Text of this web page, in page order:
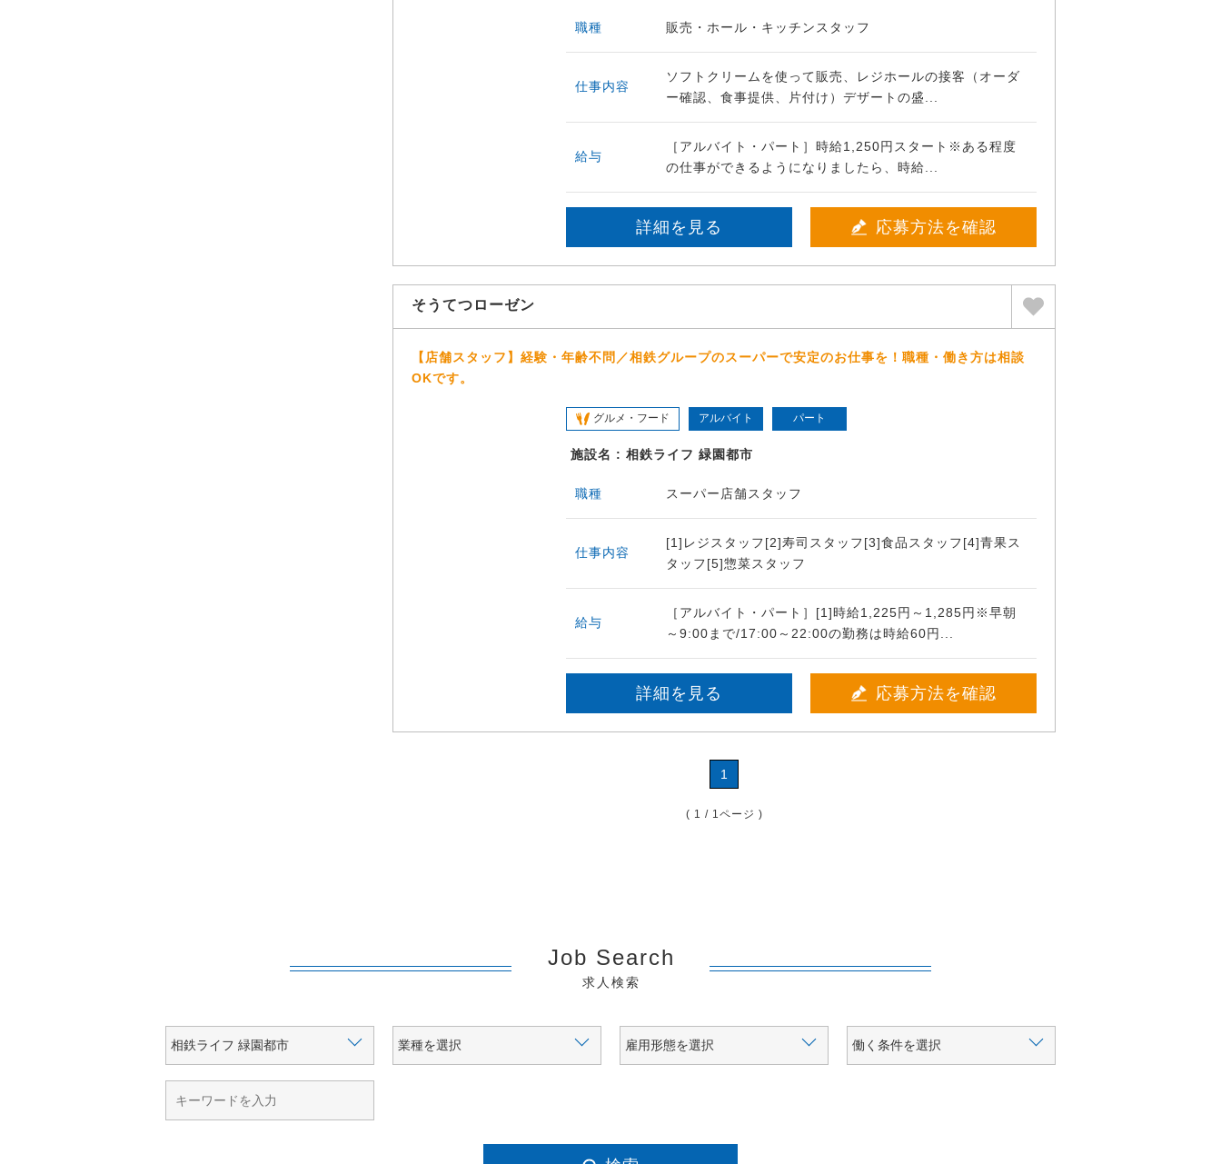
職種 販売・ホール・キッチンスタッフ
仕事内容
ソフトクリームを使って販売、レジホールの接客（オーダ
ー確認、食事提供、片付け）デザートの盛...
給与
［アルバイト・パート］時給1,250円スタート※ある程度
の仕事ができるようになりましたら、時給...
詳細を見る 応募方法を確認
そうてつローゼン
【店舗スタッフ】経験・年齢不問／相鉄グループのスーパーで安定のお仕事を！職種・働き方は相談
OKです。
グルメ・フード アルバイト パート
施設名 : 相鉄ライフ 緑園都市
職種 スーパー店舗スタッフ
仕事内容
[1]レジスタッフ[2]寿司スタッフ[3]食品スタッフ[4]青果ス
タッフ[5]惣菜スタッフ
給与
［アルバイト・パート］[1]時給1,225円～1,285円※早朝
～9:00まで/17:00～22:00の勤務は時給60円...
詳細を見る 応募方法を確認
1
( 1 / 1ページ )
Job Search
求人検索